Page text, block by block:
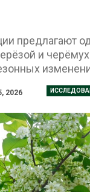
предлагают
и
2026